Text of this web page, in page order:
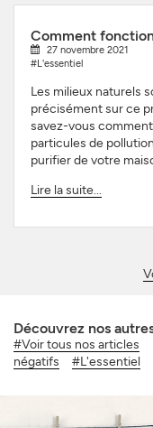
Comment
27 novembre 2021
#L'essentiel
Les milieux naturels
précisément sur ce
savez-vous
particules de
purifier de votre
Lire la suite...
Découvrez nos
#Voir tous nos articles
négatifs
#L'essentiel